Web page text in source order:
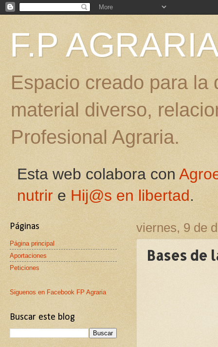
F.P
Espacio creado para
material diverso,
Profesional Agraria.
Esta web colabora con
nutrir e Hij@s en libertad.
viernes, 9 de
Bases de
Páginas
Página principal
Aportaciones
Peticiones
Siguenos en Facebook FP Agraria
Buscar este blog